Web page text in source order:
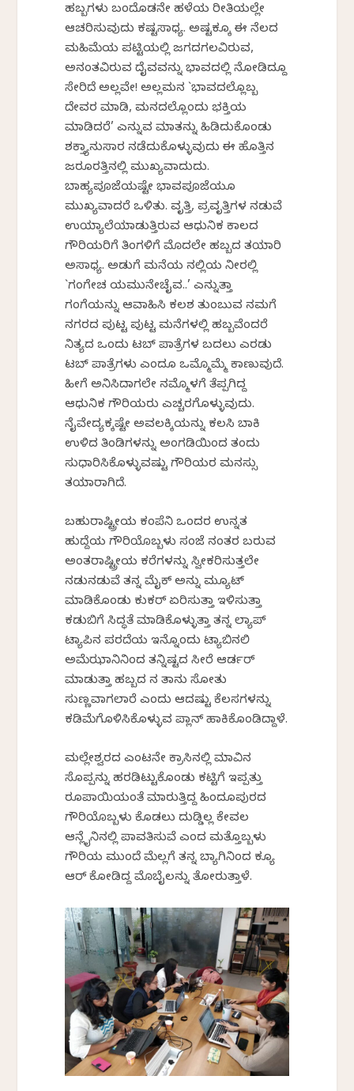
ಹಬ್ಬಗಳು ಬಂದೊಡನೇ ಹಳೆಯ ರೀತಿಯಲ್ಲೇ
ಆಚರಿಸುವುದು ಕಷ್ಟಸಾಧ್ಯ. ಅಷ್ಟಕ್ಕೂ ಈ ನೆಲದ
ಮಹಿಮೆಯ ಪಟ್ಟಿಯಲ್ಲಿ ಜಗದಗಲವಿರುವ,
ಅನಂತವಿರುವ ದೈವವನ್ನು ಭಾವದಲ್ಲಿ ನೋಡಿದ್ದೂ
ಸೇರಿದೆ ಅಲ್ಲವೇ! ಅಲ್ಲಮನ `ಭಾವದಲ್ಲೊಬ್ಬ
ದೇವರ ಮಾಡಿ, ಮನದಲ್ಲೊಂದು ಭಕ್ತಿಯ
ಮಾಡಿದರೆ’ ಎನ್ನುವ ಮಾತನ್ನು ಹಿಡಿದುಕೊಂಡು
ಶಕ್ತ್ಯಾನುಸಾರ ನಡೆದುಕೊಳ್ಳುವುದು ಈ ಹೊತ್ತಿನ
ಜರೂರತ್ತಿನಲ್ಲಿ ಮುಖ್ಯವಾದುದು.
ಬಾಹ್ಯಪೂಜೆಯಷ್ಟೇ ಭಾವಪೂಜೆಯೂ
ಮುಖ್ಯವಾದರೆ ಒಳಿತು. ವೃತ್ತಿ, ಪ್ರವೃತ್ತಿಗಳ ನಡುವೆ
ಉಯ್ಯಾಲೆಯಾಡುತ್ತಿರುವ ಆಧುನಿಕ ಕಾಲದ
ಗೌರಿಯರಿಗೆ ತಿಂಗಳಿಗೆ ಮೊದಲೇ ಹಬ್ಬದ ತಯಾರಿ
ಅಸಾಧ್ಯ. ಅಡುಗೆ ಮನೆಯ ನಲ್ಲಿಯ ನೀರಲ್ಲಿ
`ಗಂಗೇಚ ಯಮುನೇಚೈವ..’ ಎನ್ನುತ್ತಾ
ಗಂಗೆಯನ್ನು ಆವಾಹಿಸಿ ಕಲಶ ತುಂಬುವ ನಮಗೆ
ನಗರದ ಪುಟ್ಟ ಪುಟ್ಟ ಮನೆಗಳಲ್ಲಿ ಹಬ್ಬವೆಂದರೆ
ನಿತ್ಯದ ಒಂದು ಟಬ್ ಪಾತ್ರೆಗಳ ಬದಲು ಎರಡು
ಟಬ್ ಪಾತ್ರೆಗಳು ಎಂದೂ ಒಮ್ಮೊಮ್ಮೆ ಕಾಣುವುದಿದೆ.
ಹೀಗೆ ಅನಿಸಿದಾಗಲೇ ನಮ್ಮೊಳಗೆ ತೆಪ್ಪಗಿದ್ದ
ಆಧುನಿಕ ಗೌರಿಯರು ಎಚ್ಚರಗೊಳ್ಳುವುದು.
ನೈವೇದ್ಯಕ್ಕಷ್ಟೇ ಅವಲಕ್ಕಿಯನ್ನು ಕಲಸಿ ಬಾಕಿ
ಉಳಿದ ತಿಂಡಿಗಳನ್ನು ಅಂಗಡಿಯಿಂದ ತಂದು
ಸುಧಾರಿಸಿಕೊಳ್ಳುವಷ್ಟು ಗೌರಿಯರ ಮನಸ್ಸು
ತಯಾರಾಗಿದೆ.
ಬಹುರಾಷ್ಟ್ರೀಯ ಕಂಪೆನಿ ಒಂದರ ಉನ್ನತ
ಹುದ್ದೆಯ ಗೌರಿಯೊಬ್ಬಳು ಸಂಜೆ ನಂತರ ಬರುವ
ಅಂತರಾಷ್ಟ್ರೀಯ ಕರೆಗಳನ್ನು ಸ್ವೀಕರಿಸುತ್ತಲೇ
ನಡುನಡುವೆ ತನ್ನ ಮೈಕ್ ಅನ್ನು ಮ್ಯೂಟ್
ಮಾಡಿಕೊಂಡು ಕುಕರ್ ಏರಿಸುತ್ತಾ ಇಳಿಸುತ್ತಾ
ಕಡುಬಿಗೆ ಸಿದ್ಧತೆ ಮಾಡಿಕೊಳ್ಳುತ್ತಾ ತನ್ನ ಲ್ಯಾಪ್
ಟ್ಯಾಪಿನ ಪರದೆಯ ಇನ್ನೊಂದು ಟ್ಯಾಬಿನಲಿ
ಅಮೆಝಾನಿನಿಂದ ತನ್ನಿಷ್ಟದ ಸೀರೆ ಆರ್ಡರ್
ಮಾಡುತ್ತಾ ಹಬ್ಬದ ದಿನ ತಾನು ಸೋತು
ಸುಣ್ಣವಾಗಲಾರೆ ಎಂದು ಆದಷ್ಟು ಕೆಲಸಗಳನ್ನು
ಕಡಿಮೆಗೊಳಿಸಿಕೊಳ್ಳುವ ಪ್ಲಾನ್ ಹಾಕಿಕೊಂಡಿದ್ದಾಳೆ.
ಮಲ್ಲೇಶ್ವರದ ಎಂಟನೇ ಕ್ರಾಸಿನಲ್ಲಿ ಮಾವಿನ
ಸೊಪ್ಪನ್ನು ಹರಡಿಟ್ಟುಕೊಂಡು ಕಟ್ಟಿಗೆ ಇಪ್ಪತ್ತು
ರೂಪಾಯಿಯಂತೆ ಮಾರುತ್ತಿದ್ದ ಹಿಂದೂಪುರದ
ಗೌರಿಯೊಬ್ಬಳು ಕೊಡಲು ದುಡ್ಡಿಲ್ಲ ಕೇವಲ
ಆನ್ಲೈನಿನಲ್ಲಿ ಪಾವತಿಸುವೆ ಎಂದ ಮತ್ತೊಬ್ಬಳು
ಗೌರಿಯ ಮುಂದೆ ಮೆಲ್ಲಗೆ ತನ್ನ ಬ್ಯಾಗಿನಿಂದ ಕ್ಯೂ
ಆರ್ ಕೋಡಿದ್ದ ಮೊಬೈಲನ್ನು ತೋರುತ್ತಾಳೆ.